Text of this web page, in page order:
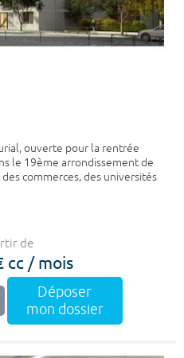
ouverte pour la rentrée
le 19ème arrondissement de
commerces, des universités
de
cc / mois
Déposer
mon dossier